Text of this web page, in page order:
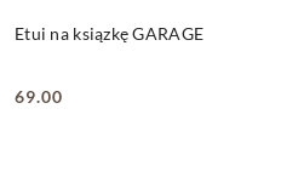
Etui na ksiązkę GARAGE
Cena:
69.00